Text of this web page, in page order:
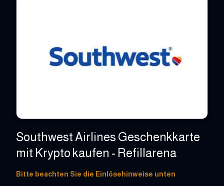
Southwest Airlines Geschenkkarte
mit Krypto kaufen - Refillarena
25 - 500 USD
Bitte beachten Sie die Einlösehinweise unten